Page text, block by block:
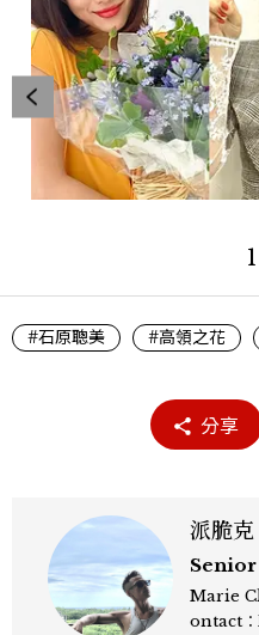
1
#石原聰美 #高領之花
分享
派脆克
Marie
ontact